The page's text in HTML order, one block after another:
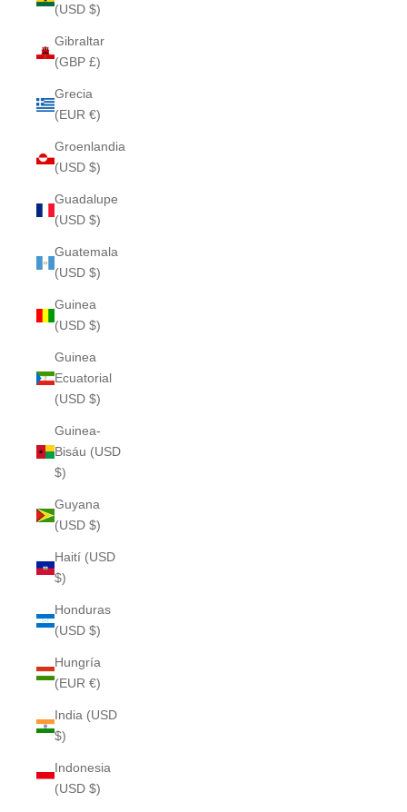
(USD $)
Gibraltar
(GBP £)
Grecia
(EUR €)
Groenlandia
(USD $)
Guadalupe
(USD $)
Guatemala
(USD $)
Guinea
(USD $)
Guinea
Ecuatorial
(USD $)
Guinea-
Bisáu (USD
$)
Guyana
(USD $)
Haití (USD
$)
Honduras
(USD $)
Hungría
(EUR €)
India (USD
$)
Indonesia
(USD $)